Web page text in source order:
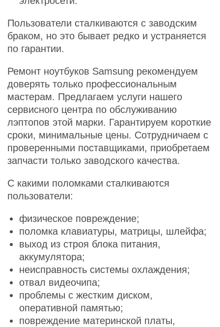
Пользователи сталкиваются с заводским
браком, но это бывает редко и устраняется
по гарантии.
Ремонт ноутбуков Samsung рекомендуем
доверять только профессиональным
мастерам. Предлагаем услуги нашего
сервисного центра по обслуживанию
лэптопов этой марки. Гарантируем короткие
сроки, минимальные цены. Сотрудничаем с
проверенными поставщиками, приобретаем
запчасти только заводского качества.
С какими поломками сталкиваются
пользователи:
физическое повреждение;
поломка клавиатуры, матрицы, шлейфа;
выход из строя блока питания,
аккумулятора;
неисправность системы охлаждения;
отвал видеочипа;
проблемы с жестким диском,
оперативной памятью;
повреждение материнской платы,